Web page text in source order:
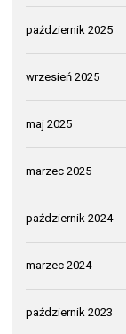
październik 2025
wrzesień 2025
maj 2025
marzec 2025
październik 2024
marzec 2024
październik 2023